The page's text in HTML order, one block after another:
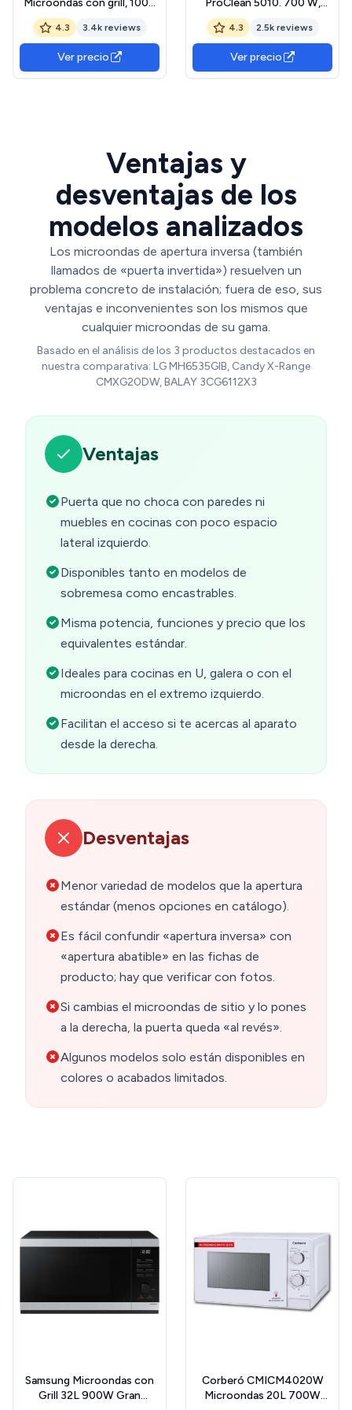
W, Smart Inverter, Display
digital, Color Negro
Transparente, 1000 W, 25 l
4.3 3.4k reviews
Ver precio
Capacidad de 20 L,
Revestimiento
Ready2Clean, 5 Niveles
Funcionamiento, 8
Programas, Tecnología
4.3 2.5k reviews
Ver precio
Ventajas y
desventajas de los
modelos analizados
Los microondas de apertura inversa (también
llamados de «puerta invertida») resuelven un
problema concreto de instalación; fuera de eso, sus
ventajas e inconvenientes son los mismos que
cualquier microondas de su gama.
Basado en el análisis de los 3 productos destacados en
nuestra comparativa: LG MH6535GIB, Candy X-Range
CMXG20DW, BALAY 3CG6112X3
Ventajas
Puerta que no choca con paredes ni
muebles en cocinas con poco espacio
lateral izquierdo.
Disponibles tanto en modelos de
sobremesa como encastrables.
Misma potencia, funciones y precio que los
equivalentes estándar.
Ideales para cocinas en U, galera o con el
microondas en el extremo izquierdo.
Facilitan el acceso si te acercas al aparato
desde la derecha.
Desventajas
Menor variedad de modelos que la apertura
estándar (menos opciones en catálogo).
Es fácil confundir «apertura inversa» con
«apertura abatible» en las fichas de
producto; hay que verificar con fotos.
Si cambias el microondas de sitio y lo pones
a la derecha, la puerta queda «al revés».
Algunos modelos solo están disponibles en
colores o acabados limitados.
Samsung Microondas con
Grill 32L 900W Gran
Corberó CMICM4020W
Microondas 20L 700W